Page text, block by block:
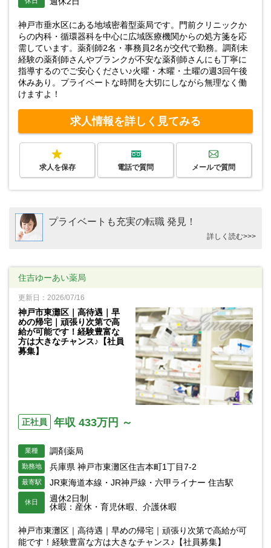
神戸市垂水区にある地域密着型薬局です。門前クリニックか
らの内科・循環器科を中心に広域医療機関からの処方箋を応
需しています。薬剤師2名・事務員2名が交代で勤務。調剤未
経験の薬剤師さんやブランクが不安な薬剤師さんにも丁寧に
指導するのでご安心ください♪火曜・木曜・土曜の週3回午後
休みあり。プライベートな時間を大切にしながら無理なく働
けますよ！
求人情報を詳しく見てみる
求人を保存 電話で質問 メールで質問
プライベートも充実の転職 発見！
詳しく読む>>>
住吉ゆーあい薬局
更新日：2026/07/16
神戸市東灘区｜高待遇｜早
めの帰宅｜頑張り次第で高
給が可能です！経験豊富な
方は大きなチャンス♪【社員
募集】
正社員 年収 433万円 ～
業種 調剤薬局
勤務地 兵庫県 神戸市東灘区住吉本町1丁目7-2
最寄駅 JR東海道本線・JR神戸線・六甲ライナー 住吉駅
休日
週休2日制
休暇：産休・育児休暇、介護休暇
神戸市東灘区｜高待遇｜早めの帰宅｜頑張り次第で高給が可
能です！経験豊富な方は大きなチャンス♪【社員募集】